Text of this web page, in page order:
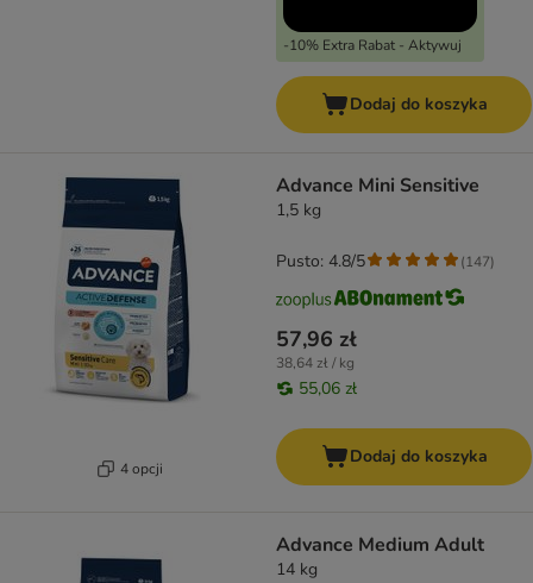
-10% Extra Rabat - Aktywuj
Dodaj do koszyka
4 opcji
Advance Mini Sensitive
1,5 kg
57,96 zł
38,64 zł / kg
55,06 zł
Pusto: 4.8/5 (147)
Dodaj do koszyka
Advance Medium Adult
14 kg